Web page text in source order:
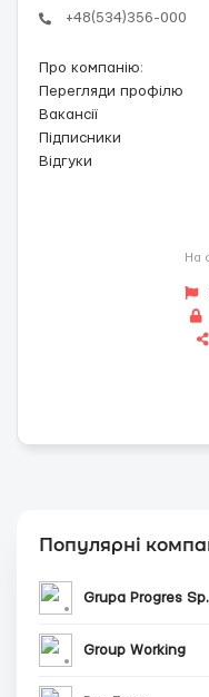
+48(534)356-000
Про компанію:
Перегляди профілю
Вакансії
Підписники
Відгуки
На
Популярні
Grupa Progres
Group Working